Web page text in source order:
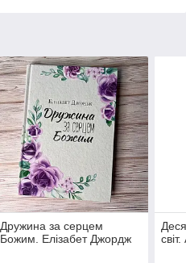
Дружина за серцем
Божим. Елізабет Джордж